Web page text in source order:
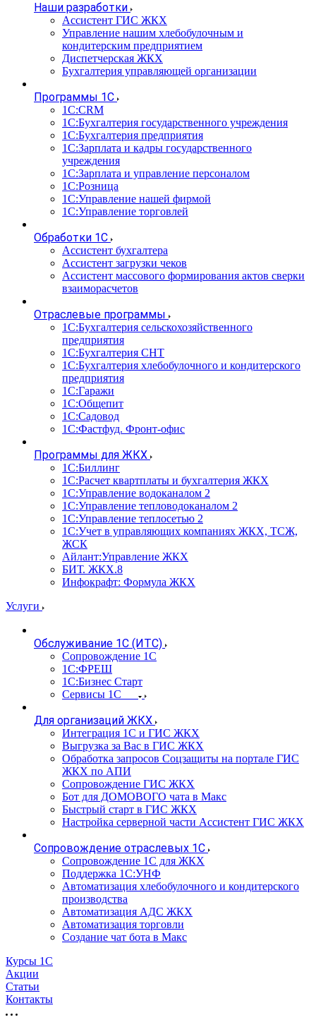
Наши разработки
Ассистент ГИС ЖКХ
Управление нашим хлебобулочным и
кондитерским предприятием
Диспетчерская ЖКХ
Бухгалтерия управляющей организации
Программы 1С
1С:CRM
1С:Бухгалтерия государственного учреждения
1С:Бухгалтерия предприятия
1С:Зарплата и кадры государственного
учреждения
1С:Зарплата и управление персоналом
1С:Розница
1С:Управление нашей фирмой
1С:Управление торговлей
Обработки 1С
Ассистент бухгалтера
Ассистент загрузки чеков
Ассистент массового формирования актов сверки
взаиморасчетов
Отраслевые программы
1С:Бухгалтерия сельскохозяйственного
предприятия
1С:Бухгалтерия СНТ
1С:Бухгалтерия хлебобулочного и кондитерского
предприятия
1С:Гаражи
1С:Общепит
1С:Садовод
1С:Фастфуд. Фронт-офис
Программы для ЖКХ
1С:Биллинг
1С:Расчет квартплаты и бухгалтерия ЖКХ
1С:Управление водоканалом 2
1С:Управление тепловодоканалом 2
1С:Управление теплосетью 2
1С:Учет в управляющих компаниях ЖКХ, ТСЖ,
ЖСК
Айлант:Управление ЖКХ
БИТ. ЖКХ.8
Инфокрафт: Формула ЖКХ
Услуги
Обслуживание 1С (ИТС)
Сопровождение 1С
1С:ФРЕШ
1С:Бизнес Старт
Сервисы 1С
Для организаций ЖКХ
Интеграция 1С и ГИС ЖКХ
Выгрузка за Вас в ГИС ЖКХ
Обработка запросов Соцзащиты на портале ГИС
ЖКХ по АПИ
Сопровождение ГИС ЖКХ
Бот для ДОМОВОГО чата в Макс
Быстрый старт в ГИС ЖКХ
Настройка серверной части Ассистент ГИС ЖКХ
Сопровождение отраслевых 1С
Сопровождение 1С для ЖКХ
Поддержка 1С:УНФ
Автоматизация хлебобулочного и кондитерского
производства
Автоматизация АДС ЖКХ
Автоматизация торговли
Создание чат бота в Макс
Курсы 1С
Акции
Статьи
Контакты